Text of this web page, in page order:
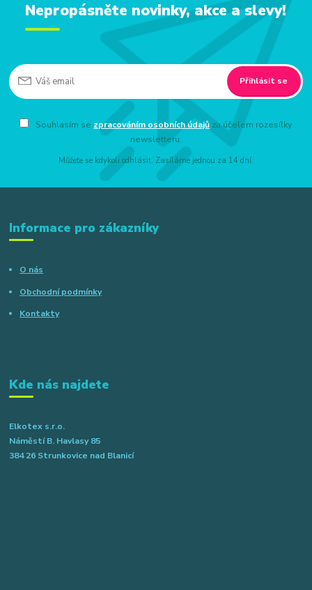
Nepropásněte novinky, akce a slevy!
Přihlásit se
Souhlasím se zpracováním osobních údajů za účelem rozesílky
newsletteru.
Můžete se kdykoli odhlásit. Zasíláme jednou za 14 dní.
Informace pro zákazníky
O nás
Obchodní podmínky
Kontakty
Kde nás najdete
Elkotex s.r.o.
Náměstí B. Havlasy 85
384 26 Strunkovice nad Blanicí